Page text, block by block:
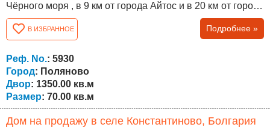
Чёрного моря , в 9 км от города Айтос и в 20 км от города
Карнобат, что обеспечивает удобный доступ ко всем
необходимым услугам и коммуникациям. Объект
представляет собой дом с прочной конструкцией,
подходящий для освежения, ремонта и модернизации в
соответствии с предпочтениями нового...
В ИЗБРАННОЕ Подробнее »
Реф. No.: 5930
Город: Поляново
Двор: 1350.00 кв.м
Размер: 70.00 кв.м
Дом на продажу в селе Константиново, Болгария